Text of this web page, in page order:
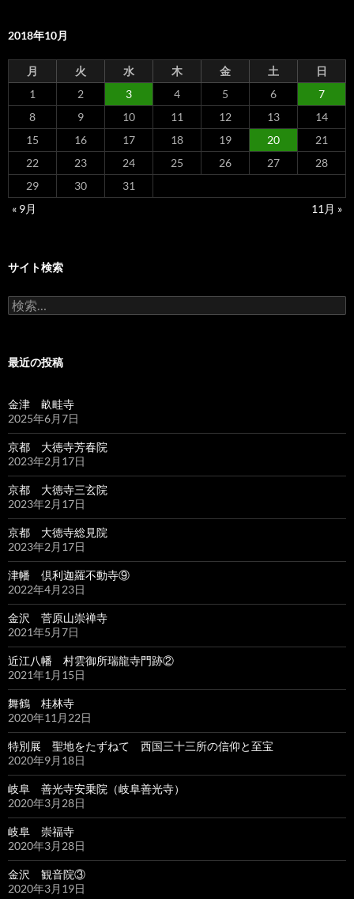
2018年10月
月 火 水 木 金 土
日
1
2 3 4 5 6
7
8
9 10 11 12 13
14
15
16 17 18 19 20
21
22
23 24 25 26 27
28
29
30
31
« 9月
11月 »
サイト検索
検
索:
最近の投稿
金津 畝畦寺
2025年6月7日
京都 大徳寺芳春院
2023年2月17日
京都 大徳寺三玄院
2023年2月17日
京都 大徳寺総見院
2023年2月17日
津幡 倶利迦羅不動寺⑨
2022年4月23日
金沢 菅原山崇禅寺
2021年5月7日
近江八幡 村雲御所瑞龍寺門跡②
2021年1月15日
舞鶴 桂林寺
2020年11月22日
特別展 聖地をたずねて 西国三十三所の信仰と至宝
2020年9月18日
岐阜 善光寺安乗院（岐阜善光寺）
2020年3月28日
岐阜 崇福寺
2020年3月28日
金沢 観音院③
2020年3月19日